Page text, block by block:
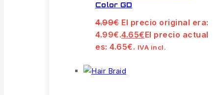
Color GD
4.99€ El precio original era:
4.99€.4.65€El precio actual
es: 4.65€. IVA incl.